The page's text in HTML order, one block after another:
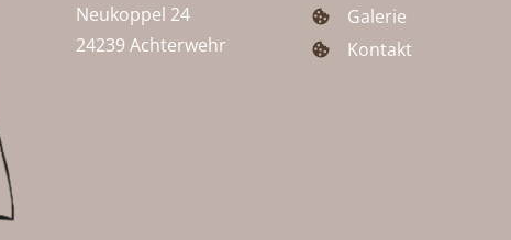
Neukoppel 24
24239 Achterwehr
Galerie
Kontakt